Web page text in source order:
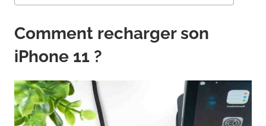
Comment recharger son
iPhone 11 ?